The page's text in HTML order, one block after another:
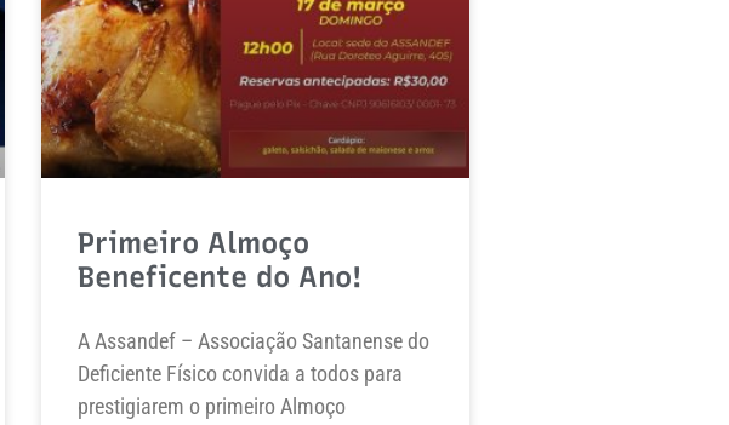
Primeiro Almoço
Beneficente do Ano!
A Assandef – Associação Santanense do
Deficiente Físico convida a todos para
prestigiarem o primeiro Almoço